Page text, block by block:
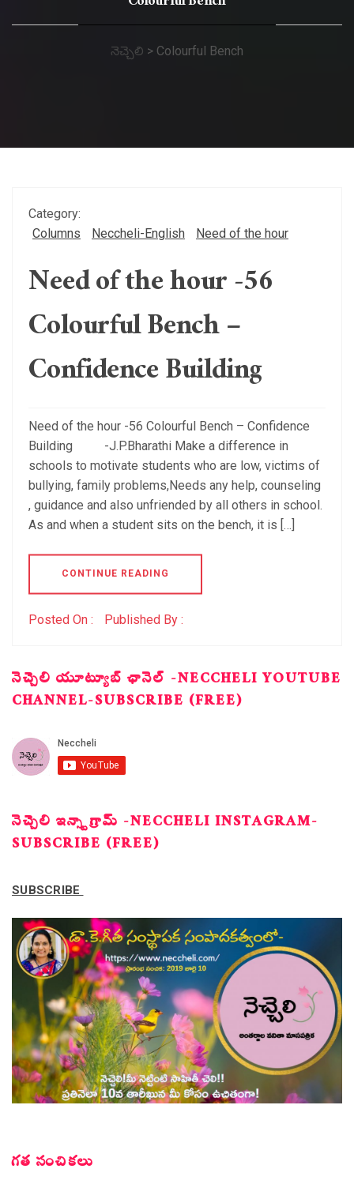
నెచ్చెలి > Colourful Bench
Category:
Columns
Neccheli-English Need of the hour
Need of the hour -56
Colourful Bench –
Confidence Building
Need of the hour -56 Colourful Bench – Confidence
Building -J.P.Bharathi Make a difference in
schools to motivate students who are low, victims of
bullying, family problems,Needs any help, counseling
, guidance and also unfriended by all others in school.
As and when a student sits on the bench, it is […]
CONTINUE READING
Posted On : Published By :
నెచ్చెలి యూట్యూబ్ ఛానెల్ -NECCHELI YOUTUBE
CHANNEL-SUBSCRIBE (FREE)
నెచ్చెలి ఇన్స్టాగ్రామ్ -NECCHELI INSTAGRAM-
SUBSCRIBE (FREE)
SUBSCRIBE
గత సంచికలు